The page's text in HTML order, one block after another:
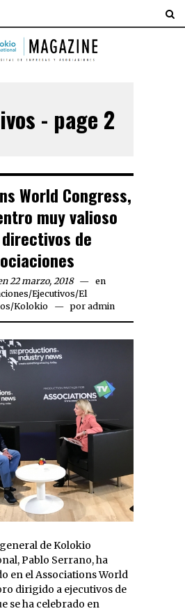
- page 2
World Congress,
muy valioso
de
22 marzo, 2018
en
/Ejecutivos/El
/Kolokio por admin
Pablo Serrano, ha
en el Associations World
dirigido a ejecutivos de
se ha celebrado en